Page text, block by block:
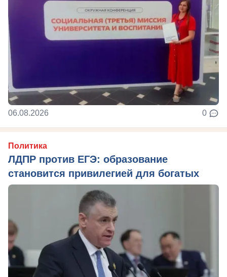
06.08.2026 0
Политика
ЛДПР против ЕГЭ: образование
становится привилегией для богатых